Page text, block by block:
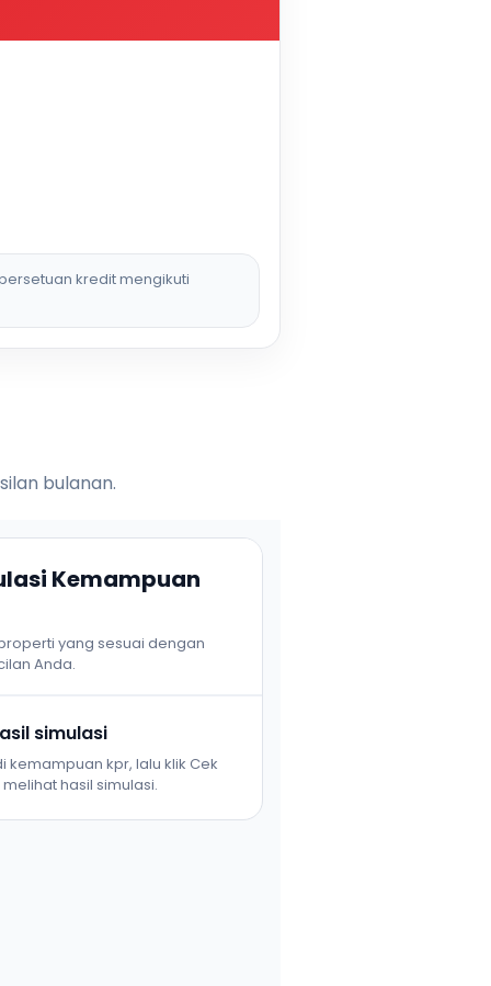
kredit mengikuti
bulanan.
Kemampuan
yang sesuai dengan
Anda.
simulasi
kemampuan kpr, lalu klik Cek
hasil simulasi.